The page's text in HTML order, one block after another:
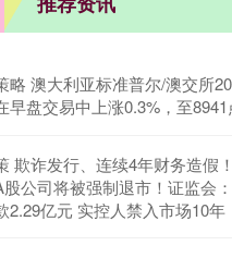
略 澳大利亚标准普尔/澳交所
早盘交易中上涨0.3%，至8941
欺诈发行、连续4年财务造假！
公司将被强制退市！证监会：
2.29亿元 实控人禁入市场10年